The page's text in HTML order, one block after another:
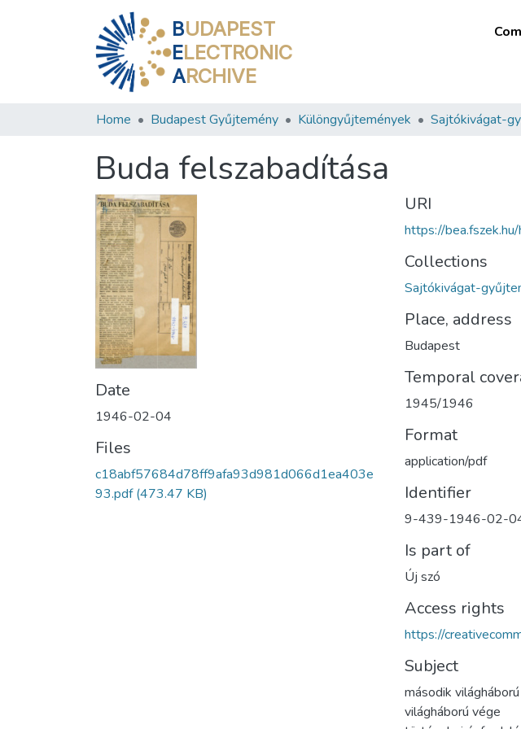
BUDAPEST
ELECTRONIC
ARCHIVE
Home Budapest Gyűjtemény Különgyűjtemények Sajtókivágat-
Buda felszabadítása
Date
1946-02-04
Files
c18abf57684d78ff9afa93d981d066d1ea403e
93.pdf(473.47 KB)
URI
https://
Collections
Sajtókivágat-
Place, address
Budapest
Temporal
1945/1946
Format
application/pdf
Identifier
9-439-1946-02-
Is part of
Új szó
Access rights
https://
Subject
második világháború
világháború vége